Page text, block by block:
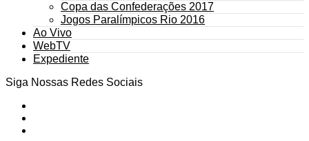
Copa das Confederações 2017
Jogos Paralímpicos Rio 2016
Ao Vivo
WebTV
Expediente
Siga Nossas Redes Sociais